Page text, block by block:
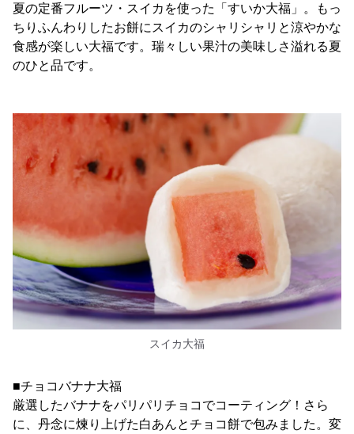
夏の定番フルーツ・スイカを使った「すいか大福」。もっ
ちりふんわりしたお餅にスイカのシャリシャリと涼やかな
食感が楽しい大福です。瑞々しい果汁の美味しさ溢れる夏
のひと品です。
スイカ大福
■チョコバナナ大福
厳選したバナナをパリパリチョコでコーティング！さら
に、丹念に煉り上げた白あんとチョコ餅で包みました。変